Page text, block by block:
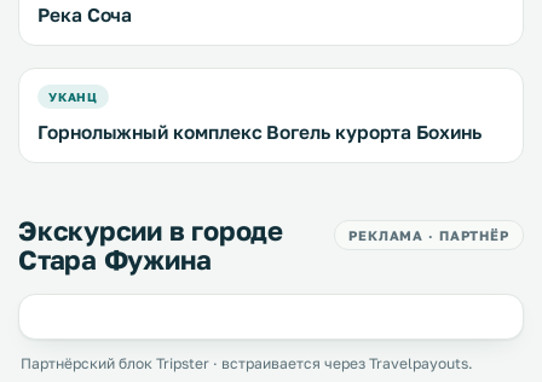
Река Соча
УКАНЦ
Горнолыжный комплекс Вогель курорта Бохинь
Экскурсии в городе
Стара Фужина
РЕКЛАМА · ПАРТНЁР
Партнёрский блок Tripster · встраивается через Travelpayouts.